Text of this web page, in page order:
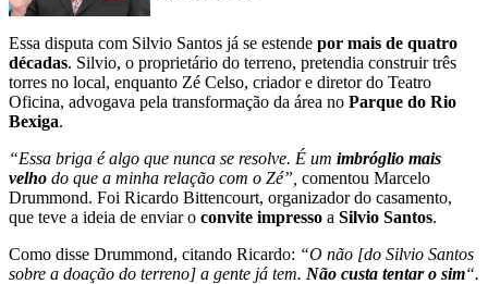
Essa disputa com Silvio Santos já se estende por mais de quatro
décadas. Silvio, o proprietário do terreno, pretendia construir três
torres no local, enquanto Zé Celso, criador e diretor do Teatro
Oficina, advogava pela transformação da área no Parque do Rio
Bexiga.
“Essa briga é algo que nunca se resolve. É um imbróglio mais
velho do que a minha relação com o Zé”, comentou Marcelo
Drummond. Foi Ricardo Bittencourt, organizador do casamento,
que teve a ideia de enviar o convite impresso a Silvio Santos.
Como disse Drummond, citando Ricardo: “O não [do Silvio Santos
sobre a doação do terreno] a gente já tem. Não custa tentar o sim“.